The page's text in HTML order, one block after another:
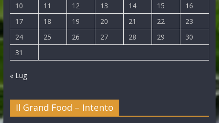
10 11 12 13 14 15
16
17
18 19 20 21 22
23
24
25 26 27 28 29
30
31
« Lug
Il Grand Food – Intento